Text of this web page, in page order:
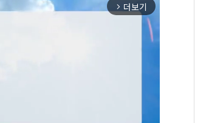
arrow_forward_ios 더보기